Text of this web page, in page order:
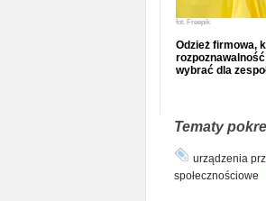
fot. Freepik
Odzież firmowa,
wybrać dla
Tematy
urządzenia
społecznościowe